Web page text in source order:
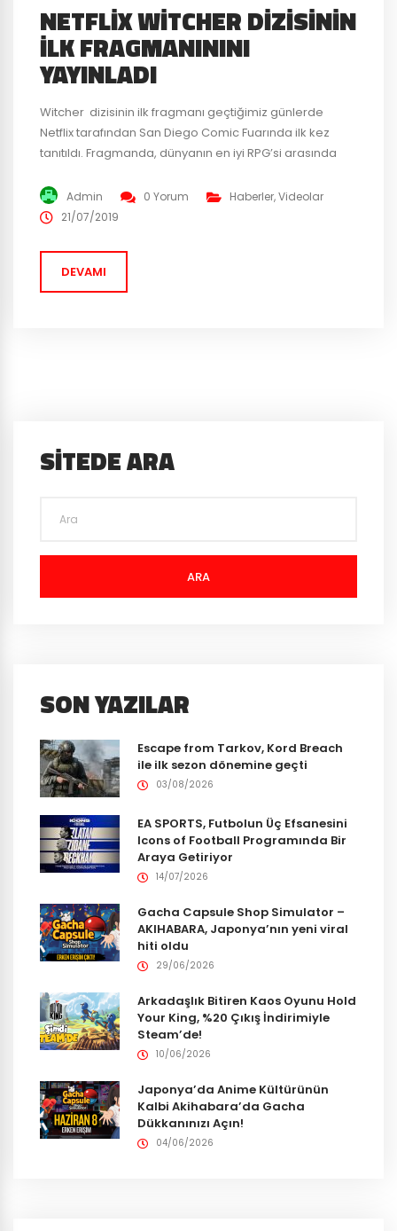
NETFLIX WITCHER DIZISININ
İLK FRAGMANININI
YAYINLADI
Witcher dizisinin ilk fragmanı geçtiğimiz günlerde
Netflix tarafından San Diego Comic Fuarında ilk kez
tanıtıldı. Fragmanda, dünyanın en iyi RPG’si arasında
ve Yennefer bunların başlıcaları. Netflix, diziyi ilk
duyurduğunda oynaması beklenen oyuncular çok ses
görünüşleri oyundakine çok benzerlik gösteriyor.
Fragman...
Admin 0 Yorum Haberler,Videolar
21/07/2019
DEVAMI
SITEDE ARA
ARA
SON YAZILAR
Escape from Tarkov, Kord Breach
ile ilk sezon dönemine geçti
03/08/2026
EA SPORTS, Futbolun Üç Efsanesini
Icons of Football Programında Bir
Araya Getiriyor
14/07/2026
Gacha Capsule Shop Simulator –
AKIHABARA, Japonya’nın yeni viral
hiti oldu
29/06/2026
Arkadaşlık Bitiren Kaos Oyunu Hold
Your King, %20 Çıkış İndirimiyle
Steam’de!
10/06/2026
Japonya’da Anime Kültürünün
Kalbi Akihabara’da Gacha
Dükkanınızı Açın!
04/06/2026